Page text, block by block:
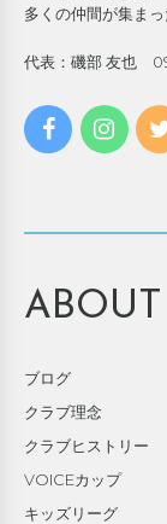
多くの仲間が集ま
代表：磯部 友也
ABOUT
ブログ
クラブ理念
クラブヒストリー
VOICEカップ
キッズリーグ